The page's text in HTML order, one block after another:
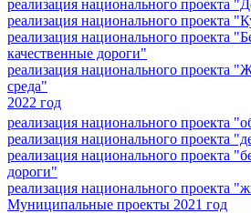
реализация национального проекта
реализация национального проекта
реализация национального проекта
качественные дороги"
реализация национального проекта
среда"
2022 год
реализация национального проекта
реализация национального проекта
реализация национального проекта
дороги"
реализация национального проекта
Муниципальные проекты 2021 год